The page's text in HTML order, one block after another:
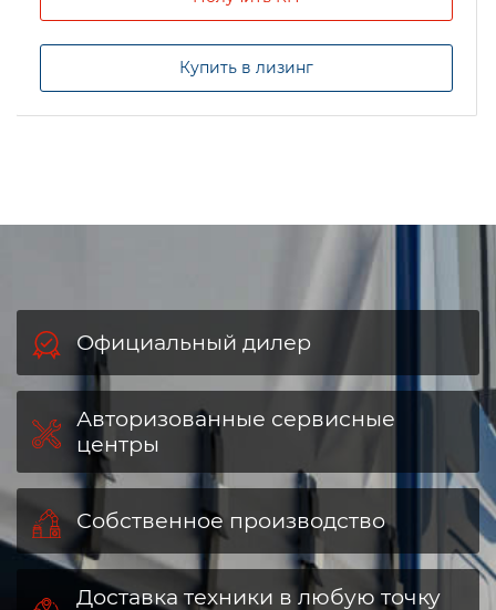
Купить в лизинг
Официальный дилер
Авторизованные сервисные
центры
Собственное производство
Доставка техники в любую точку